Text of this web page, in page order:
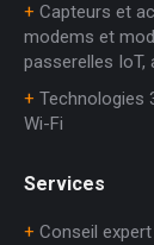
+ Capteurs et
modems et
passerelles
+ Technologies
Wi-Fi
Services
+ Conseil expert